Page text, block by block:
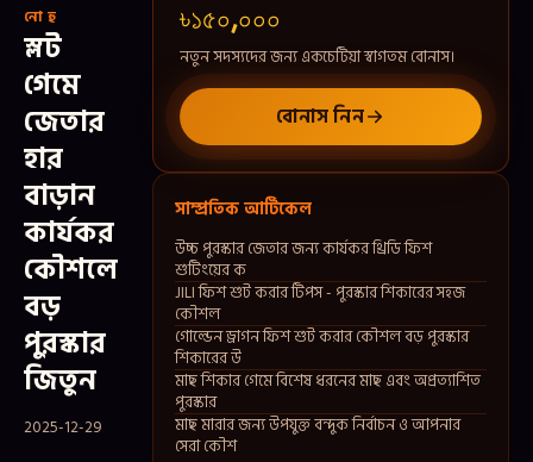
নো হু
স্লট
গেমে
জেতার
হার
বাড়ান
কার্যকর
কৌশলে
বড়
পুরস্কার
জিতুন
2025-12-29
৳১৫০,০০০
নতুন সদস্যদের জন্য একচেটিয়া স্বাগতম বোনাস।
বোনাস নিন
সাম্প্রতিক আর্টিকেল
উচ্চ পুরস্কার জেতার জন্য কার্যকর থ্রিডি ফিশ
শুটিংয়ের ক
JILI ফিশ শুট করার টিপস - পুরস্কার শিকারের সহজ
কৌশল
গোল্ডেন ড্রাগন ফিশ শুট করার কৌশল বড় পুরস্কার
শিকারের উ
মাছ শিকার গেমে বিশেষ ধরনের মাছ এবং অপ্রত্যাশিত
পুরস্কার
মাছ মারার জন্য উপযুক্ত বন্দুক নির্বাচন ও আপনার
সেরা কৌশ